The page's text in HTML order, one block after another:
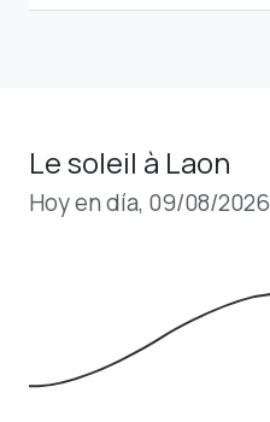
Le soleil à Laon
Hoy en día, 09/08/2026